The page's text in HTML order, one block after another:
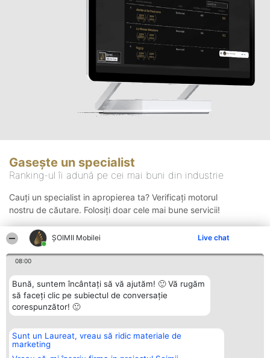
ȘOIMII Mobilei Live chat
08:00
Bună, suntem încântați să vă ajutăm! 🙂 Vă rugăm
să faceți clic pe subiectul de conversație
corespunzător! 🙂
Sunt un Laureat, vreau să ridic materiale de
marketing
Gasește un specialist
Ranking-ul îi adună pe cei mai buni din industrie
Cauți un specialist in apropierea ta? Verificați motorul
nostru de căutare. Folosiți doar cele mai bune servicii!
Organizator Ranking
BRIGHT SOLUTIONS BR SRL
Aleea Timisul De Sus 2 Bl. A30
Plebiscyt
Lista Tuturor
Contact